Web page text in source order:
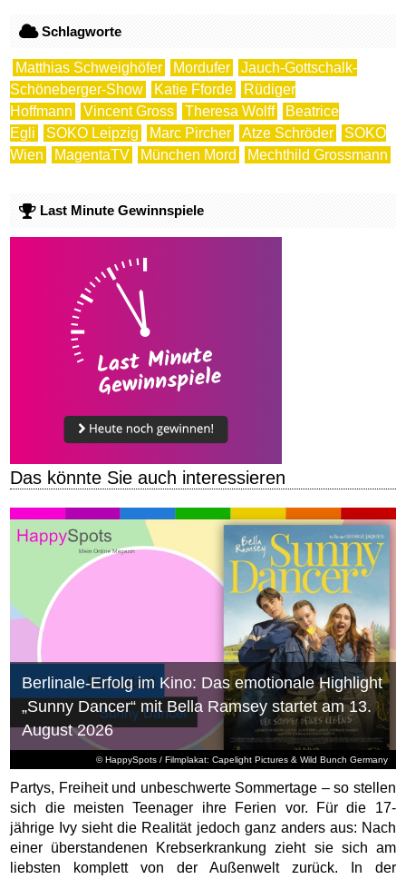
Schlagworte
Matthias Schweighöfer Mordufer
Jauch-Gottschalk-
Schöneberger-Show
Katie Fforde
Rüdiger
Hoffmann
Vincent Gross Theresa Wolff
Beatrice
Egli
SOKO Leipzig Marc Pircher Atze Schröder
SOKO
Wien
MagentaTV München Mord Mechthild Grossmann
Last Minute Gewinnspiele
Das könnte Sie auch interessieren
© HappySpots / Filmplakat: Capelight Pictures & Wild Bunch Germany
Berlinale-Erfolg im Kino: Das emotionale Highlight
„Sunny Dancer“ mit Bella Ramsey startet am 13.
August 2026
Partys, Freiheit und unbeschwerte Sommertage – so stellen
sich die meisten Teenager ihre Ferien vor. Für die 17-
jährige Ivy sieht die Realität jedoch ganz anders aus: Nach
einer überstandenen Krebserkrankung zieht sie sich am
liebsten komplett von der Außenwelt zurück. In der